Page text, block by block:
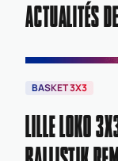
ACTUALITÉS
BASKET 3X3
LILLE LOKO